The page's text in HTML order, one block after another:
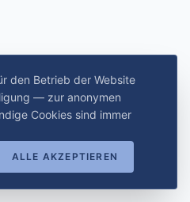
den Betrieb der Website
— zur anonymen
Cookies sind immer
ALLE AKZEPTIEREN